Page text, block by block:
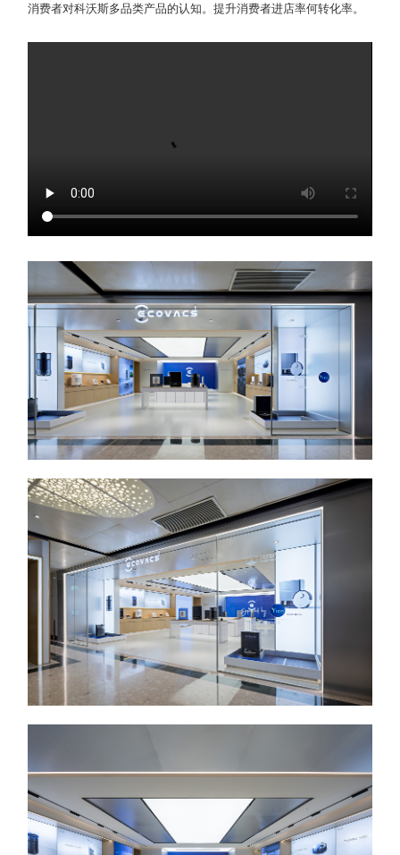
消费者对科沃斯多品类产品的认知。提升消费者进店率何转化率。